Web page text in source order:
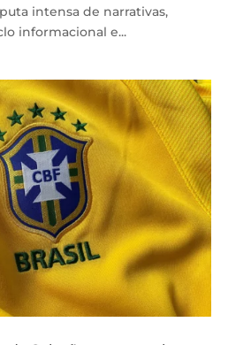
intensa de narrativas,
informacional e...